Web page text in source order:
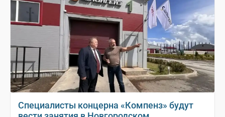
Специалисты концерна «Компенз» будут